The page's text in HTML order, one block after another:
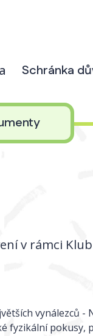
Schránka
v rámci
vynálezců -
fyzikální pokusy,